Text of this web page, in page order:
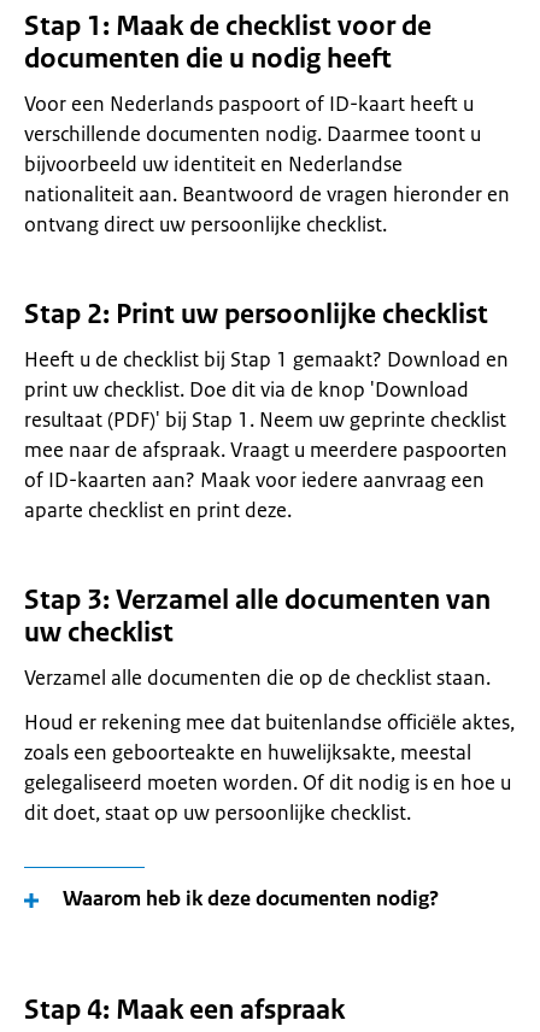
Stap 1: Maak de checklist voor de
documenten die u nodig heeft
Voor een Nederlands paspoort of ID-kaart heeft u
verschillende documenten nodig. Daarmee toont u
bijvoorbeeld uw identiteit en Nederlandse
nationaliteit aan. Beantwoord de vragen hieronder en
ontvang direct uw persoonlijke checklist.
Stap 2: Print uw persoonlijke checklist
Heeft u de checklist bij Stap 1 gemaakt? Download en
print uw checklist. Doe dit via de knop 'Download
resultaat (PDF)' bij Stap 1. Neem uw geprinte checklist
mee naar de afspraak. Vraagt u meerdere paspoorten
of ID-kaarten aan? Maak voor iedere aanvraag een
aparte checklist en print deze.
Stap 3: Verzamel alle documenten van
uw checklist
Verzamel alle documenten die op de checklist staan.
Houd er rekening mee dat buitenlandse officiële aktes,
zoals een geboorteakte en huwelijksakte, meestal
gelegaliseerd moeten worden. Of dit nodig is en hoe u
dit doet, staat op uw persoonlijke checklist.
Waarom heb ik deze documenten nodig?
Stap 4: Maak een afspraak